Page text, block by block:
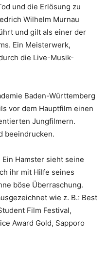
und die Erlösung zu
Wilhelm Murnau
und gilt als einer der
Ein Meisterwerk,
die Live-Musik-
Baden-Württemberg
vor dem Hauptfilm einen
Jungfilmern.
beeindrucken.
Ein Hamster sieht seine
ihr mit Hilfe seines
böse Überraschung.
wie z. B.: Best
Film Festival,
Award Gold, Sapporo